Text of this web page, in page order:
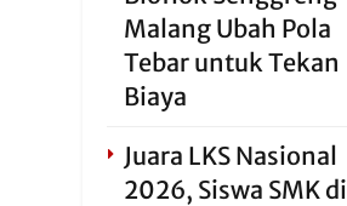
Malang Ubah Pola
Tebar untuk Tekan
Biaya
Juara LKS Nasional
2026, Siswa SMK di